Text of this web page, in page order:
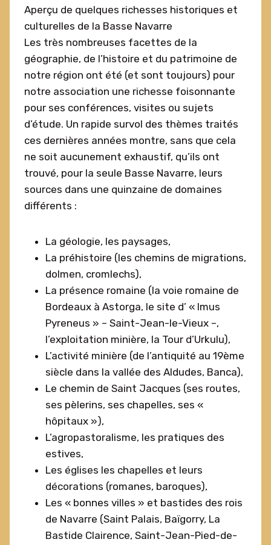
Aperçu de quelques richesses historiques et
culturelles de la Basse Navarre
Les très nombreuses facettes de la
géographie, de l’histoire et du patrimoine de
notre région ont été (et sont toujours) pour
notre association une richesse foisonnante
pour ses conférences, visites ou sujets
d’étude. Un rapide survol des thèmes traités
ces dernières années montre, sans que cela
ne soit aucunement exhaustif, qu’ils ont
trouvé, pour la seule Basse Navarre, leurs
sources dans une quinzaine de domaines
différents :
La géologie, les paysages,
La préhistoire (les chemins de migrations,
dolmen, cromlechs),
La présence romaine (la voie romaine de
Bordeaux à Astorga, le site d’ « Imus
Pyreneus » – Saint-Jean-le-Vieux –,
l’exploitation minière, la Tour d’Urkulu),
L’activité minière (de l’antiquité au 19ème
siècle dans la vallée des Aldudes, Banca),
Le chemin de Saint Jacques (ses routes,
ses pèlerins, ses chapelles, ses «
hôpitaux »),
L’agropastoralisme, les pratiques des
estives,
Les églises les chapelles et leurs
décorations (romanes, baroques),
Les « bonnes villes » et bastides des rois
de Navarre (Saint Palais, Baïgorry, La
Bastide Clairence, Saint-Jean-Pied-de-